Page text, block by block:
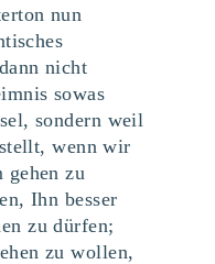
nun
nicht
sowas
sondern weil
wenn wir
zu
Ihn besser
zu dürfen;
zu wollen,